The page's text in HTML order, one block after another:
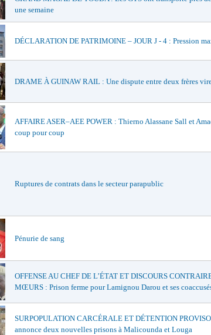
une semaine
DÉCLARATION DE PATRIMOINE – JOUR J - 4 : Pression
DRAME À GUINAW RAIL : Une dispute entre deux frères
AFFAIRE ASER–AEE POWER : Thierno Alassane Sall et
coup pour coup
Ruptures de contrats dans le secteur parapublic
Pénurie de sang
OFFENSE AU CHEF DE L’ÉTAT ET DISCOURS
MŒURS : Prison ferme pour Lamignou Darou et ses
SURPOPULATION CARCÉRALE ET DÉTENTION
annonce deux nouvelles prisons à Malicounda et Louga